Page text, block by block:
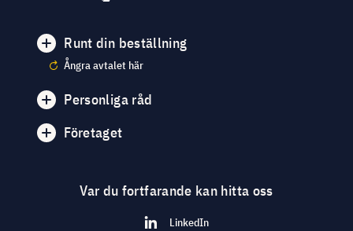
Runt din beställning
Ångra avtalet här
Personliga råd
Företaget
Var du fortfarande kan hitta oss
LinkedIn